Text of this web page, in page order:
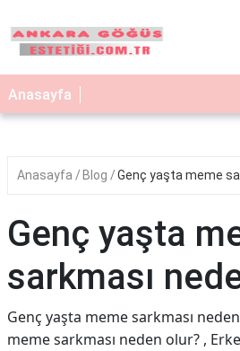
Anasayfa
Anasayfa Blog Genç yaşta meme
Genç yaşta
sarkması
Genç yaşta meme sarkması
meme sarkması neden olur? ,